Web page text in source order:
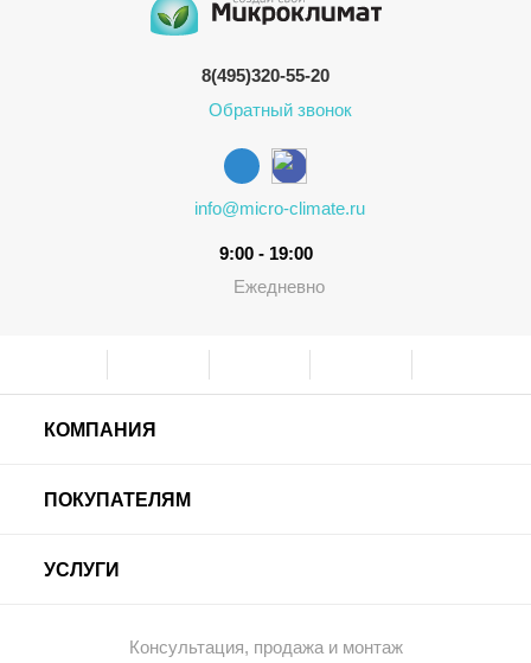
8(495)320-55-20
Обратный звонок
info@micro-climate.ru
9:00 - 19:00
Ежедневно
КОМПАНИЯ
ПОКУПАТЕЛЯМ
УСЛУГИ
Консультация, продажа и монтаж